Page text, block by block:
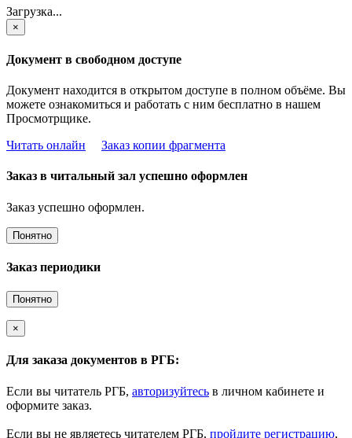
Загрузка...
×
Документ в свободном доступе
Документ находится в открытом доступе в полном объёме. Вы
можете ознакомиться и работать с ним бесплатно в нашем
Просмотрщике.
Читать онлайн
Заказ копии фрагмента
Заказ в читальный зал успешно оформлен
Заказ успешно оформлен.
Понятно
Заказ периодики
Понятно
×
Для заказа документов в РГБ:
Если вы читатель РГБ, авторизуйтесь в личном кабинете и
оформите заказ.
Если вы не являетесь читателем РГБ, пройдите регистрацию,